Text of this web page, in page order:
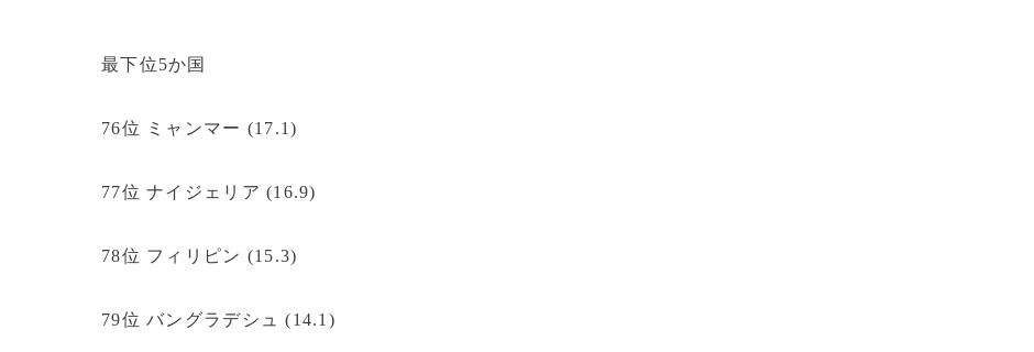
最下位5か国
76位 ミャンマー (17.1)
77位 ナイジェリア (16.9)
78位 フィリピン (15.3)
79位 バングラデシュ (14.1)